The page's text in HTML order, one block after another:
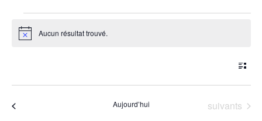
Évènements
Notice Aucun résultat trouvé.
par
Liste
date.
Aujourd’hui Évènements
suivants